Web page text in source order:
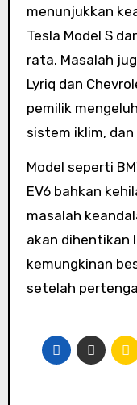
menunjukkan
Tesla Model S
rata. Masalah
Lyriq dan
pemilik
sistem iklim,
Model seperti
EV6 bahkan
masalah
akan dihentikan
kemungkinan
setelah